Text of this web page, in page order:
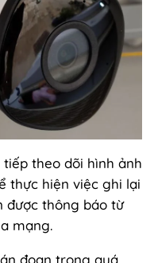
theo dõi hình ảnh
thực hiện việc ghi lại
được thông báo từ
mạng.
đoạn trong quá